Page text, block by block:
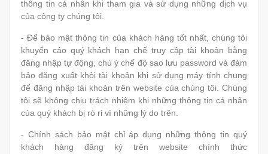
thông tin cá nhân khi tham gia và sử dụng những dịch vụ
của công ty chúng tôi.
- Để bảo mật thông tin của khách hàng tốt nhất, chúng tôi
khuyến cáo quý khách hạn chế truy cập tài khoản bằng
đăng nhập tự động, chú ý chế độ sao lưu password và đảm
bảo đăng xuất khỏi tài khoản khi sử dụng máy tính chung
để đăng nhập tài khoản trên website của chúng tôi. Chúng
tôi sẽ không chịu trách nhiệm khi những thông tin cá nhân
của quý khách bị rò rỉ vì những lý do trên.
- Chính sách bảo mật chỉ áp dụng những thông tin quý
khách hàng đăng ký trên website chính thức